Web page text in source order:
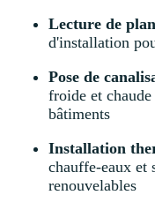
Lecture de
d'installation
Pose de
froide et
bâtiments
Installation
chauffe-eaux et
renouvelables